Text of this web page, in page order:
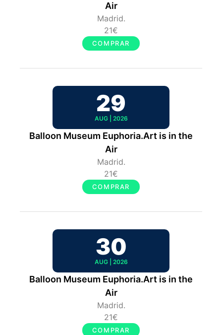
Air
Madrid.
21€
COMPRAR
29
AUG | 2026
Balloon Museum Euphoria.Art is in the
Air
Madrid.
21€
COMPRAR
30
AUG | 2026
Balloon Museum Euphoria.Art is in the
Air
Madrid.
21€
COMPRAR